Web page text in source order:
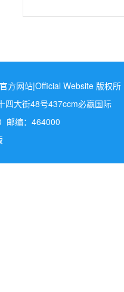
方网站|Official Website 版权所
四大街48号437ccm必嬴国际
邮编：464000